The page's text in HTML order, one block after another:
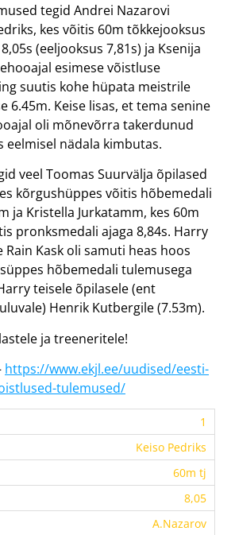
tegid Andrei Nazarovi
kes võitis 60m tõkkejooksus
(eeljooksus 7,81s) ja Ksenija
esimese võistluse
suutis kohe hüpata meistrile
6.45m. Keise lisas, et tema senine
oli mõnevõrra takerdunud
eelmisel nädala kimbutas.
veel Toomas Suurvälja õpilased
kõrgushüppes võitis hõbemedali
ja Kristella Jurkatamm, kes 60m
pronksmedali ajaga 8,84s. Harry
Kask oli samuti heas hoos
hõbemedali tulemusega
teisele õpilasele (ent
Henrik Kutbergile (7.53m).
ja treeneritele!
https://www.ekjl.ee/uudised/eesti-
tulemused/
1
Keiso Pedriks
60m tj
8,05
A.Nazarov